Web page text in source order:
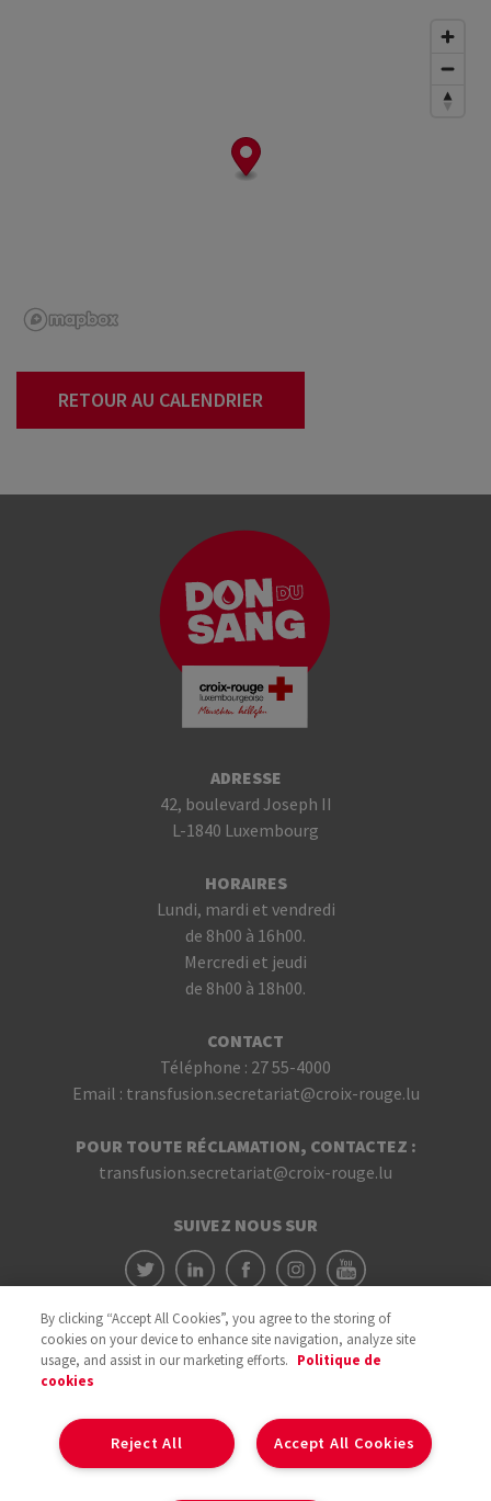
RETOUR AU CALENDRIER
ADRESSE
42, boulevard Joseph II
L-1840 Luxembourg
HORAIRES
Lundi, mardi et vendredi
de 8h00 à 16h00.
Mercredi et jeudi
de 8h00 à 18h00.
CONTACT
Téléphone : 27 55-4000
Email : transfusion.secretariat@croix-rouge.lu
POUR TOUTE RÉCLAMATION, CONTACTEZ :
transfusion.secretariat@croix-rouge.lu
SUIVEZ NOUS SUR
By clicking “Accept All Cookies”, you agree to the storing of
cookies on your device to enhance site navigation, analyze site
usage, and assist in our marketing efforts. Politique de
cookies
Accept All Cookies
Reject All